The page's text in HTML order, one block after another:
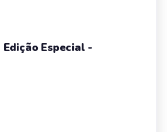
Especial -